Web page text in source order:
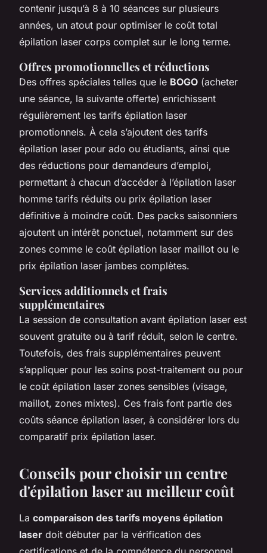
contenir jusqu’à 8 à 10 séances sur plusieurs
années, un atout pour optimiser le coût total
épilation laser corps complet sur le long terme.
Offres promotionnelles et réductions
Des offres spéciales telles que le BOGO (acheter
une séance, la suivante offerte) enrichissent
régulièrement les tarifs épilation laser
promotionnels. À cela s’ajoutent des tarifs
épilation laser pour ado ou étudiants, ainsi que
des réductions pour demandeurs d’emploi,
permettant à chacun d’accéder à l’épilation laser
homme tarifs réduits ou prix épilation laser
définitive à moindre coût. Des packs saisonniers
ajoutent un intérêt ponctuel, notamment sur des
zones comme le coût épilation laser maillot ou le
prix épilation laser jambes complètes.
Services additionnels et frais
supplémentaires
La session de consultation avant épilation laser est
souvent gratuite ou à tarif réduit, selon le centre.
Toutefois, des frais supplémentaires peuvent
s’appliquer pour les soins post-traitement ou pour
le coût épilation laser zones sensibles (visage,
maillot, zones mixtes). Ces frais font partie des
coûts séance épilation laser, à considérer lors du
comparatif prix épilation laser.
Conseils pour choisir un centre
d'épilation laser au meilleur coût
La comparaison des tarifs moyens épilation
laser doit débuter par la vérification des